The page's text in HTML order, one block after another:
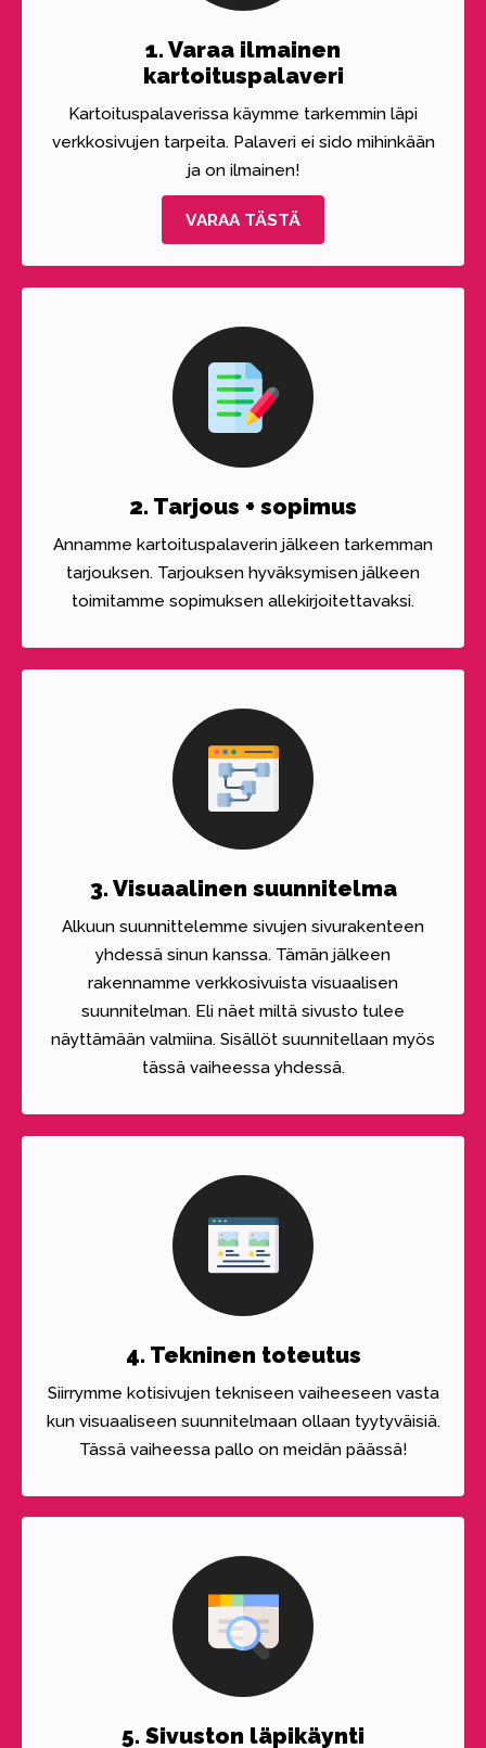
1. Varaa ilmainen
kartoituspalaveri
Kartoituspalaverissa käymme tarkemmin läpi
verkkosivujen tarpeita. Palaveri ei sido mihinkään
ja on ilmainen!
VARAA TÄSTÄ
2. Tarjous + sopimus
Annamme kartoituspalaverin jälkeen tarkemman
tarjouksen. Tarjouksen hyväksymisen jälkeen
toimitamme sopimuksen allekirjoitettavaksi.
3. Visuaalinen suunnitelma
Alkuun suunnittelemme sivujen sivurakenteen
yhdessä sinun kanssa. Tämän jälkeen
rakennamme verkkosivuista visuaalisen
suunnitelman. Eli näet miltä sivusto tulee
näyttämään valmiina. Sisällöt suunnitellaan myös
tässä vaiheessa yhdessä.
4. Tekninen toteutus
Siirrymme kotisivujen tekniseen vaiheeseen vasta
kun visuaaliseen suunnitelmaan ollaan tyytyväisiä.
Tässä vaiheessa pallo on meidän päässä!
5. Sivuston läpikäynti